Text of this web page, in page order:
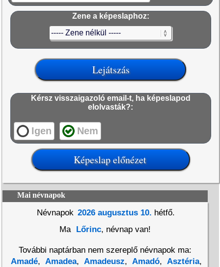
Zene a képeslaphoz:
Kérsz visszaigazoló email-t, ha képeslapod
elolvasták?:
Igen Nem
Mai névnapok
Névnapok 2026 augusztus 10. hétfő.
Ma
Lőrinc, névnap van!
További naptárban nem szereplő névnapok ma:
Amadé, Amadea, Amadeusz, Amadó, Asztéria,